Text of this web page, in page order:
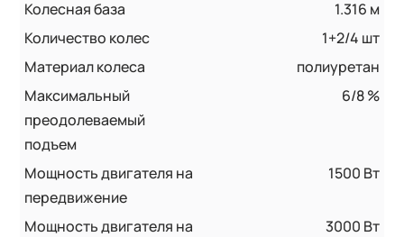
Колесная база
1.316 м
Количество колес
1+2/4 шт
Материал колеса
полиуретан
Максимальный
преодолеваемый
подъем
6/8 %
Мощность двигателя на
передвижение
1500 Вт
Мощность двигателя на
3000 Вт